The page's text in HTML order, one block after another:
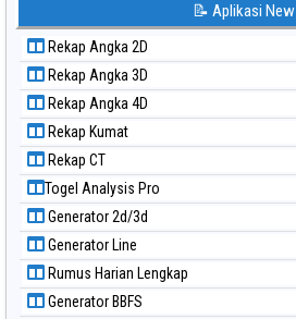
Paito Warna Kuda Lari
Paito Warna Magnum Cambodia
Paito Warna Nagoya
Paito Warna New York Midday
Paito Warna North Carolina Day
Paito Warna Pcso
Paito Warna Pennsylvania Day
Paito Warna Sao Paulo
Paito Warna Singapore
Paito Warna Sydney
Paito Warna Sydney Lottery
📝 Aplikasi New
Rekap Angka 2D
Rekap Angka 3D
Rekap Angka 4D
Rekap Kumat
Rekap CT
Togel Analysis Pro
Generator 2d/3d
Generator Line
Rumus Harian Lengkap
Generator BBFS